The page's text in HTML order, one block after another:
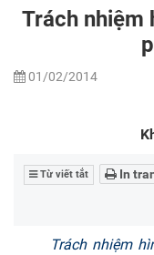
Trách nhiệm
01/02/2014
Từ viết tắt In
Trách nhiệm